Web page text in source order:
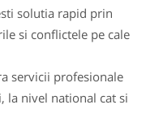
solutia rapid prin
si conflictele pe cale
servicii profesionale
la nivel national cat si